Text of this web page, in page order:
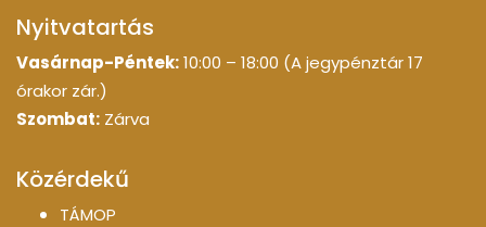
Nyitvatartás
Vasárnap-Péntek:10:00 – 18:00 (A jegypénztár 17
órakor zár.)
Szombat: Zárva
Közérdekű
TÁMOP